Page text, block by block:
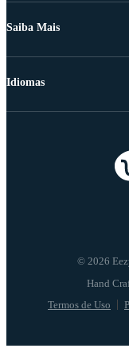
Saiba Mais
© 2026
Termos de Uso
Idiomas